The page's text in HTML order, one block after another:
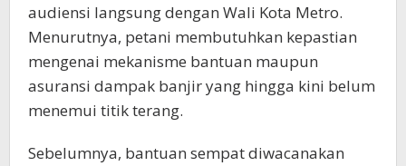
audiensi langsung dengan Wali Kota Metro.
Menurutnya, petani membutuhkan kepastian
mengenai mekanisme bantuan maupun
asuransi dampak banjir yang hingga kini belum
menemui titik terang.
Sebelumnya, bantuan sempat diwacanakan